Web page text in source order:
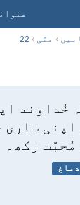
› متّی ›
22
خُداوند
ساری
مُحبّت رکھ۔
دماغ